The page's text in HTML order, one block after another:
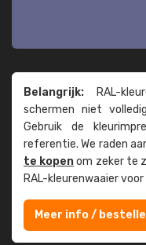
Belangrijk: RAL-
schermen niet
Gebruik de
referentie. We raden
te kopenom zeker te
RAL-kleuren­waaier voor
Meer info /